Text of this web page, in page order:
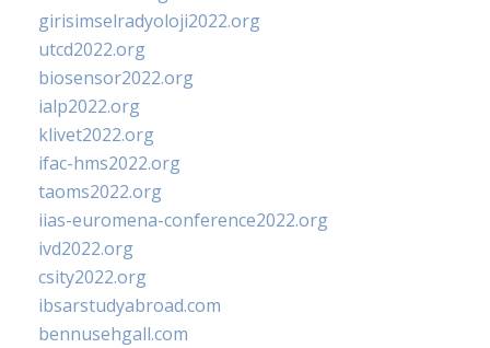
girisimselradyoloji2022.org
utcd2022.org
biosensor2022.org
ialp2022.org
klivet2022.org
ifac-hms2022.org
taoms2022.org
iias-euromena-conference2022.org
ivd2022.org
csity2022.org
ibsarstudyabroad.com
bennusehgall.com